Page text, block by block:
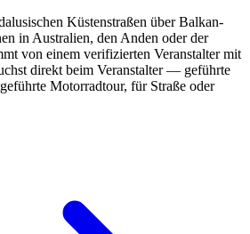
Küstenstraßen über Balkan-
in Australien, den Anden oder der
von einem verifizierten Veranstalter mit
direkt beim Veranstalter — geführte
Motorradtour, für Straße oder